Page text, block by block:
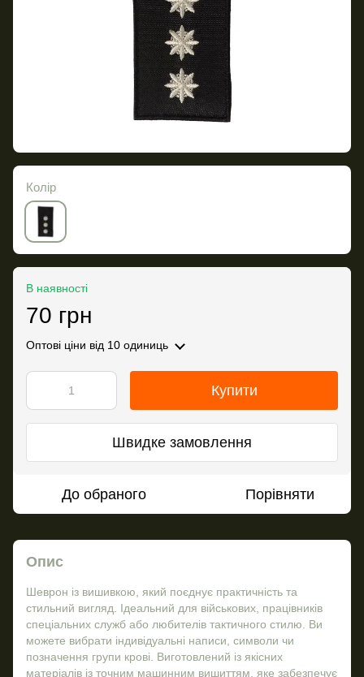
Колір
В наявності
70 грн
Оптові ціни від 10 одиниць
Купити
Швидке замовлення
До обраного Порівняти
Опис
Шеврон із вишивкою, який поєднує практичність та
стильний вигляд. Ідеальний для військових, працівників
спеціальних служб або любителів тактичного стилю. Ви
можете вибрати індивідуальні написи, символи чи
позначення групи крові. Виготовлений із якісних
матеріалів із точним машинним вишиттям, яке забезпечує